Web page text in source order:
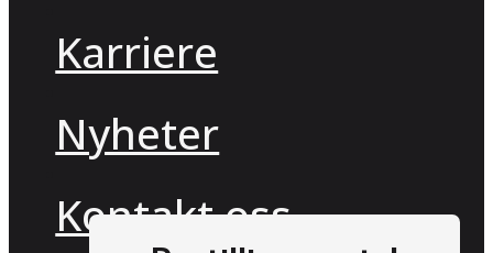
Karriere
Nyheter
Kontakt oss